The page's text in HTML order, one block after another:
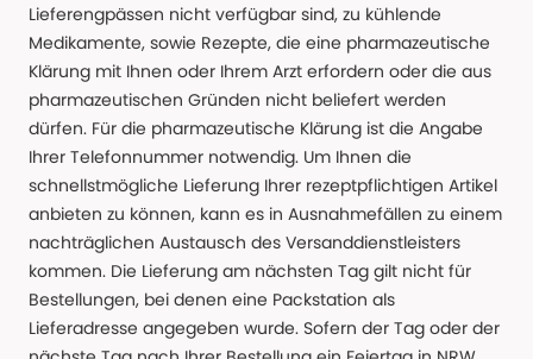
Lieferengpässen nicht verfügbar sind, zu kühlende
Medikamente, sowie Rezepte, die eine pharmazeutische
Klärung mit Ihnen oder Ihrem Arzt erfordern oder die aus
pharmazeutischen Gründen nicht beliefert werden
dürfen. Für die pharmazeutische Klärung ist die Angabe
Ihrer Telefonnummer notwendig. Um Ihnen die
schnellstmögliche Lieferung Ihrer rezeptpflichtigen Artikel
anbieten zu können, kann es in Ausnahmefällen zu einem
nachträglichen Austausch des Versanddienstleisters
kommen. Die Lieferung am nächsten Tag gilt nicht für
Bestellungen, bei denen eine Packstation als
Lieferadresse angegeben wurde. Sofern der Tag oder der